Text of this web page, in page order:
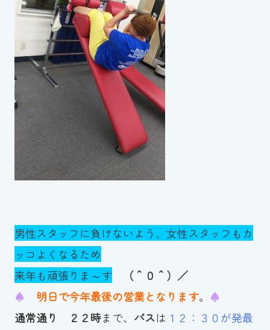
男性スタッフに負けないよう、女性スタッフもカ
ッコよくなるため
来年も頑張りま～す
（＾０＾）／
♠ 明日で今年最後の営業となります。 ♠
通常通り
２２時まで、 バスは １２：３０が発最